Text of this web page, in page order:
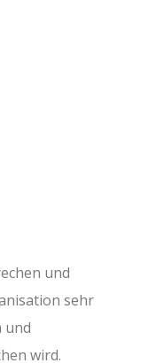
und
sehr
und
wird.